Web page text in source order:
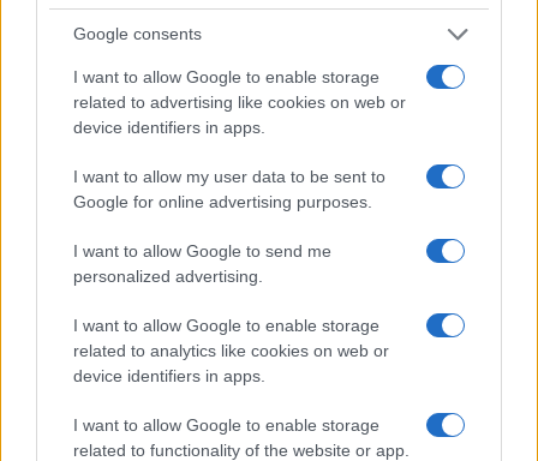
Google consents
I want to allow Google to enable storage
related to advertising like cookies on web or
device identifiers in apps.
I want to allow my user data to be sent to
Google for online advertising purposes.
I want to allow Google to send me
personalized advertising.
I want to allow Google to enable storage
related to analytics like cookies on web or
device identifiers in apps.
I want to allow Google to enable storage
related to functionality of the website or app.
Fotókon Herzl Tivadar nagyszüleinek